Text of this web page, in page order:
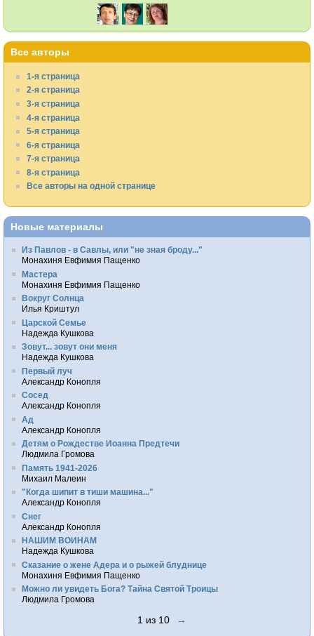
Все авторы
1-я страница
2-я страница
3-я страница
4-я страница
5-я страница
6-я страница
7-я страница
8-я страница
Все авторы на одной странице
Новые материалы
Из Павлов - в Савлы, или "не зная броду..."
Монахиня Евфимия Пащенко
Мастера
Монахиня Евфимия Пащенко
Вокруг Солнца
Илья Криштул
Царской Семье
Надежда Кушкова
Зовут... зовут они меня
Надежда Кушкова
Первый луч
Александр Конопля
Сосед
Александр Конопля
Ад
Александр Конопля
Детям о Рождестве Иоанна Предтечи
Людмила Громова
Память 1941-2026
Михаил Малеин
"Когда шипит в тиши машина..."
Александр Конопля
Снег
Александр Конопля
НАШИМ ВОИНАМ
Надежда Кушкова
Сказание о жене Адера и о рыжей блуднице
Монахиня Евфимия Пащенко
Можно ли увидеть Бога? Тайна Святой Троицы
Людмила Громова
1 из 10 →